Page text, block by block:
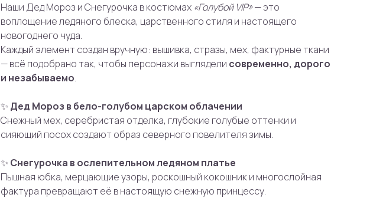
Наши Дед Мороз и Снегурочка в костюмах «Голубой VIP»— это
воплощение ледяного блеска, царственного стиля и настоящего
новогоднего чуда.
Каждый элемент создан вручную: вышивка, стразы, мех, фактурные ткани
— всё подобрано так, чтобы персонажи выглядели современно, дорого
и незабываемо.
✨ Дед Мороз в бело-голубом царском облачении
Снежный мех, серебристая отделка, глубокие голубые оттенки и
сияющий посох создают образ северного повелителя зимы.
✨ Снегурочка в ослепительном ледяном платье
Пышная юбка, мерцающие узоры, роскошный кокошник и многослойная
фактура превращают её в настоящую снежную принцессу.